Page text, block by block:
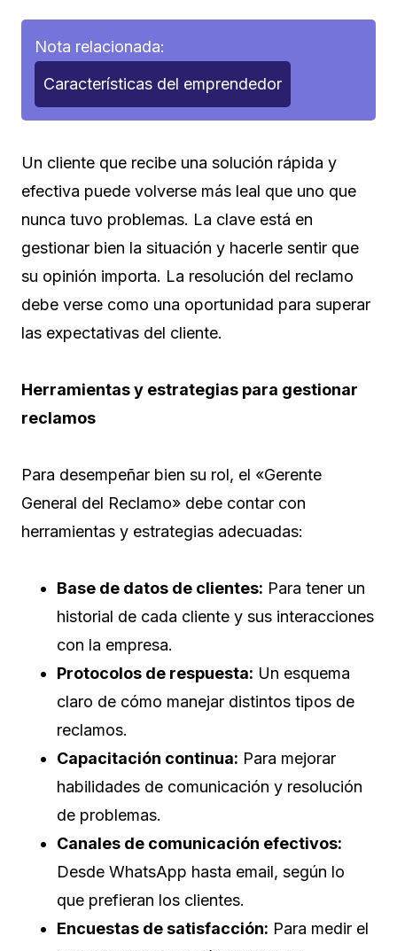
Nota relacionada:
Características del emprendedor
Un cliente que recibe una solución rápida y
efectiva puede volverse más leal que uno que
nunca tuvo problemas. La clave está en
gestionar bien la situación y hacerle sentir que
su opinión importa. La resolución del reclamo
debe verse como una oportunidad para superar
las expectativas del cliente.
Herramientas y estrategias para gestionar
reclamos
Para desempeñar bien su rol, el «Gerente
General del Reclamo» debe contar con
herramientas y estrategias adecuadas:
Base de datos de clientes: Para tener un
historial de cada cliente y sus interacciones
con la empresa.
Protocolos de respuesta: Un esquema
claro de cómo manejar distintos tipos de
reclamos.
Capacitación continua: Para mejorar
habilidades de comunicación y resolución
de problemas.
Canales de comunicación efectivos:
Desde WhatsApp hasta email, según lo
que prefieran los clientes.
Encuestas de satisfacción: Para medir el